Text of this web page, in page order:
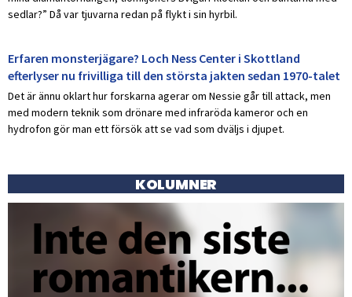
sedlar?” Då var tjuvarna redan på flykt i sin hyrbil.
Erfaren monsterjägare? Loch Ness Center i Skottland
efterlyser nu frivilliga till den största jakten sedan 1970-talet
Det är ännu oklart hur forskarna agerar om Nessie går till attack, men
med modern teknik som drönare med infraröda kameror och en
hydrofon gör man ett försök att se vad som dväljs i djupet.
KOLUMNER